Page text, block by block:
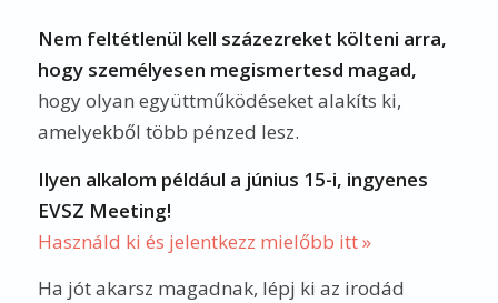
Nem feltétlenül kell százezreket költeni arra,
hogy személyesen megismertesd magad,
hogy olyan együttműködéseket alakíts ki,
amelyekből több pénzed lesz.
Ilyen alkalom például a június 15-i, ingyenes
EVSZ Meeting!
Használd ki és jelentkezz mielőbb itt »
Ha jót akarsz magadnak, lépj ki az irodád